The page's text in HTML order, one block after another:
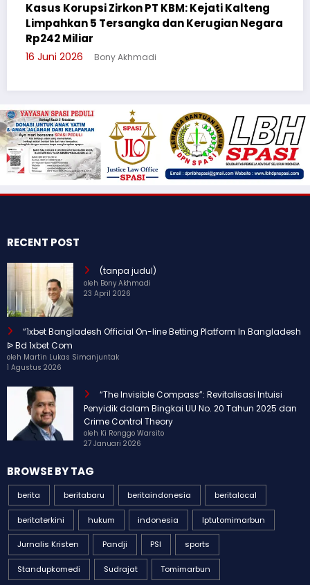
Kejati Kalteng
Kerugian Negara
Cegah Bullying, Sikum
3 Juni 2026
RECENT POST
(tanpa judul)
oleh Bony Akhmadi
23 April 2026
“1xbet Bangladesh Official On-line Betting Platform In Bangladesh
ᐉ Bd 1xbet Com
oleh Martin Lukas Simanjuntak
1 Agustus 2026
“The Invisible Compass”: Revitalisasi Intuisi
Penyidik dalam Bingkai UU No. 20 Tahun 2025 dan
Crime Control Theory
oleh Ki Ronggo Warsito
BROWSE BY TAG
Iptutomimarbun
Pandji sports
Standupkomedi Sudrajat